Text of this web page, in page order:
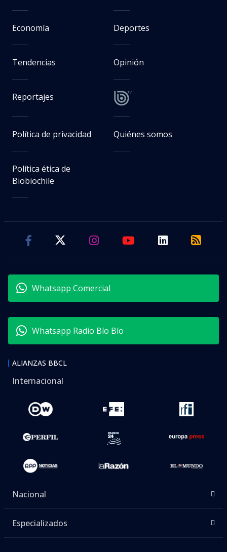
Economía Deportes
Tendencias Opinión
Reportajes
Política de privacidad Quiénes somos
Política ética de
Biobiochile
Whatsapp Comercial
Whatsapp Radio Bío Bío
ALIANZAS BBCL
Internacional
Nacional
Especializados